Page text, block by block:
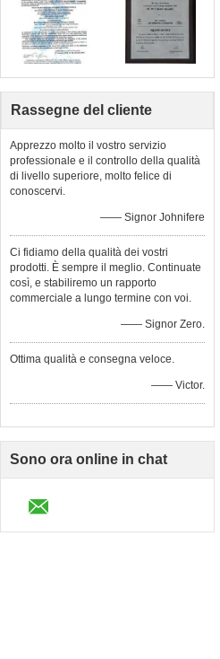
Rassegne del cliente
Apprezzo molto il vostro servizio
professionale e il controllo della qualità
di livello superiore, molto felice di
conoscervi.
—— Signor Johnifere
Ci fidiamo della qualità dei vostri
prodotti. È sempre il meglio. Continuate
così, e stabiliremo un rapporto
commerciale a lungo termine con voi.
—— Signor Zero.
Ottima qualità e consegna veloce.
—— Victor.
Sono ora online in chat